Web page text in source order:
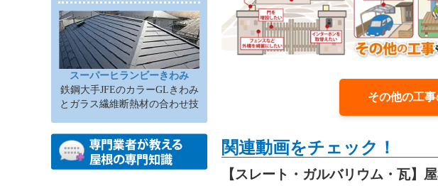
スーパーヒランビーきわみ
鉄鋼大手JFEのカラーGLきわみ
とガラス繊維断熱材の合わせ技
その他の工
関連動画をチェック！
【スレート・ガルバリウム・瓦】